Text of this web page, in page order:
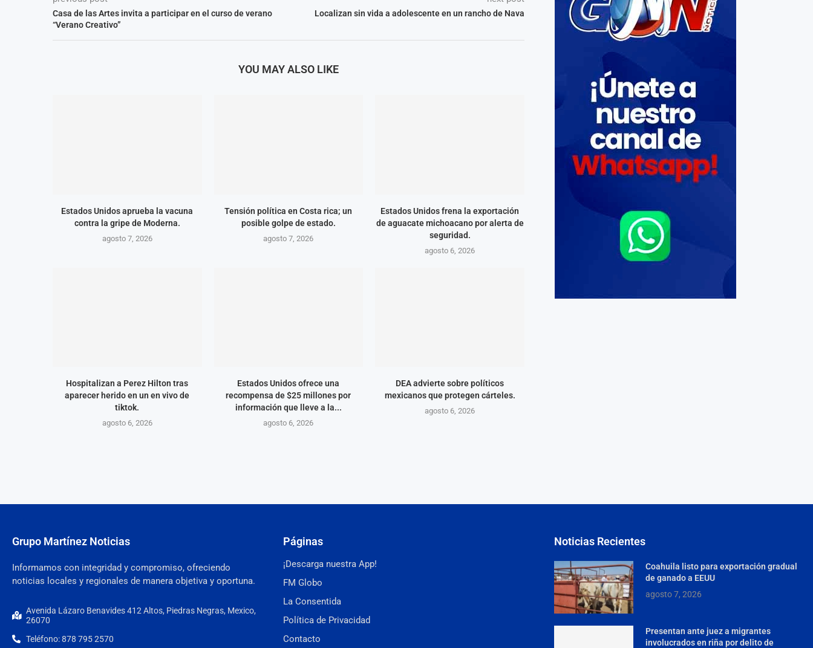
Casa de las Artes invita a participar en el curso de verano
“Verano Creativo”
Localizan sin vida a adolescente en un rancho de Nava
YOU MAY ALSO LIKE
Estados Unidos aprueba la vacuna
contra la gripe de Moderna.
agosto 7, 2026
Tensión política en Costa rica; un
posible golpe de estado.
agosto 7, 2026
Estados Unidos frena la exportación
de aguacate michoacano por alerta de
seguridad.
agosto 6, 2026
Hospitalizan a Perez Hilton tras
aparecer herido en un en vivo de
tiktok.
agosto 6, 2026
Estados Unidos ofrece una
recompensa de $25 millones por
información que lleve a la...
agosto 6, 2026
DEA advierte sobre políticos
mexicanos que protegen cárteles.
agosto 6, 2026
Grupo Martínez Noticias
Informamos con integridad y compromiso, ofreciendo
noticias locales y regionales de manera objetiva y oportuna.
Avenida Lázaro Benavides 412 Altos, Piedras Negras, Mexico,
26070
Teléfono: 878 795 2570
Páginas
¡Descarga nuestra App!
FM Globo
La Consentida
Política de Privacidad
Contacto
Noticias Recientes
Coahuila listo para exportación gradual
de ganado a EEUU
agosto 7, 2026
Presentan ante juez a migrantes
involucrados en riña por delito de